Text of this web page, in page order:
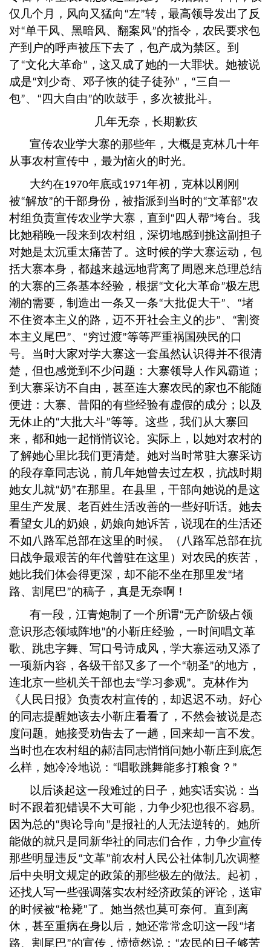
仅几个月，风向又猛向 “左”转，最高领导发出了反
对“单干风、黑暗风、翻案风”的指令，农民要求包
产到户的呼声被压下去了，包产成为禁区。到
了 “文化大革命” ，这又成了她的一大罪状。她被说
成是“刘少奇、邓子恢的徒子徒孙” ， “三自一
包”、 “ 四大自由”的吹鼓手，多次被批斗。
几年无奈，长期歉疚
宣传农业学大寨的那些年，大概是克林几十年
从事农村宣传中，最为恼火的时光。
大约在1970年底或1971年初，克林以刚刚
被“解放”的干部身份，被指派到当时的“文革部”农
村组负责宣传农业学大寨，直到 “ 四人帮”垮台。我
比她稍晚一段来到农村组，深切地感到挑这副担子
对她是太沉重太痛苦了。这时候的学大寨运动，包
括大寨本身，都越来越远地背离了周恩来总理总结
的大寨的三条基本经验，根据“文化大革命”极左思
潮的需要，制造出一条又一条“大批促大干”、 “堵
不住资本主义的路，迈不开社会主义的步”、 “割资
本主义尾巴”、 “穷过渡”等等严重祸国殃民的口
号。当时大家对学大寨这一套虽然认识得并不很清
楚，但也感觉到不少问题：大寨领导人作风霸道；
到大寨采访不自由，甚至连大寨农民的家也不能随
便进：大寨、昔阳的有些经验有虚假的成分；以及
无休止的“大批大斗”等等。这些，我们从大寨回
来，都和她一起悄悄议论。实际上，以她对农村的
了解她心里比我们更清楚。她对当时常驻大寨采访
的段存章同志说，前几年她曾去过左权，抗战时期
她女儿就“奶”在那里。在县里，干部向她说的是这
里生产发展、老百姓生活改善的一些好听话。她去
看望女儿的奶娘，奶娘向她诉苦，说现在的生活还
不如八路军总部在这里的时候。（八路军总部在抗
日战争最艰苦的年代曾驻在这里）对农民的疾苦，
她比我们体会得更深，却不能不坐在那里发“堵
路、割尾巴”的稿子，真是无奈啊！
有一段，江青炮制了一个所谓“无产阶级占领
意识形态领域阵地”的小靳庄经验，一时间唱文革
歌、跳忠字舞、写口号诗成风，学大寨运动又添了
一项新内容，各级干部又多了一个“朝圣”的地方，
连北京一些机关干部也去“学习参观”。克林作为
《人民日报》负责农村宣传的，却迟迟不动。好心
的同志提醒她该去小靳庄看看了，不然会被说是态
度问题。她接受劝告去了一趟，回来却一言不发。
当时也在农村组的郝洁同志悄悄问她小靳庄到底怎
么样，她冷冷地说： “唱歌跳舞能多打粮食？ ”
以后谈起这一段难过的日子，她实话实说：当
时不跟着犯错误不大可能，力争少犯也很不容易。
因为总的“舆论导向 ”是报社的人无法逆转的。她所
能做的就只是同新华社的同志们合作，力争少宣传
那些明显违反 “文革”前农村人民公社体制几次调整
后中央明文规定的政策的那些极左的做法。起初，
还找人写一些强调落实农村经济政策的评论，送审
的时候被“枪毙”了。她当然也莫可奈何。直到离
休，甚至重病在身以后，她还常常念叨这一段“堵
路、割尾巴”的宣传，愤愤然说： “农民的日子够苦